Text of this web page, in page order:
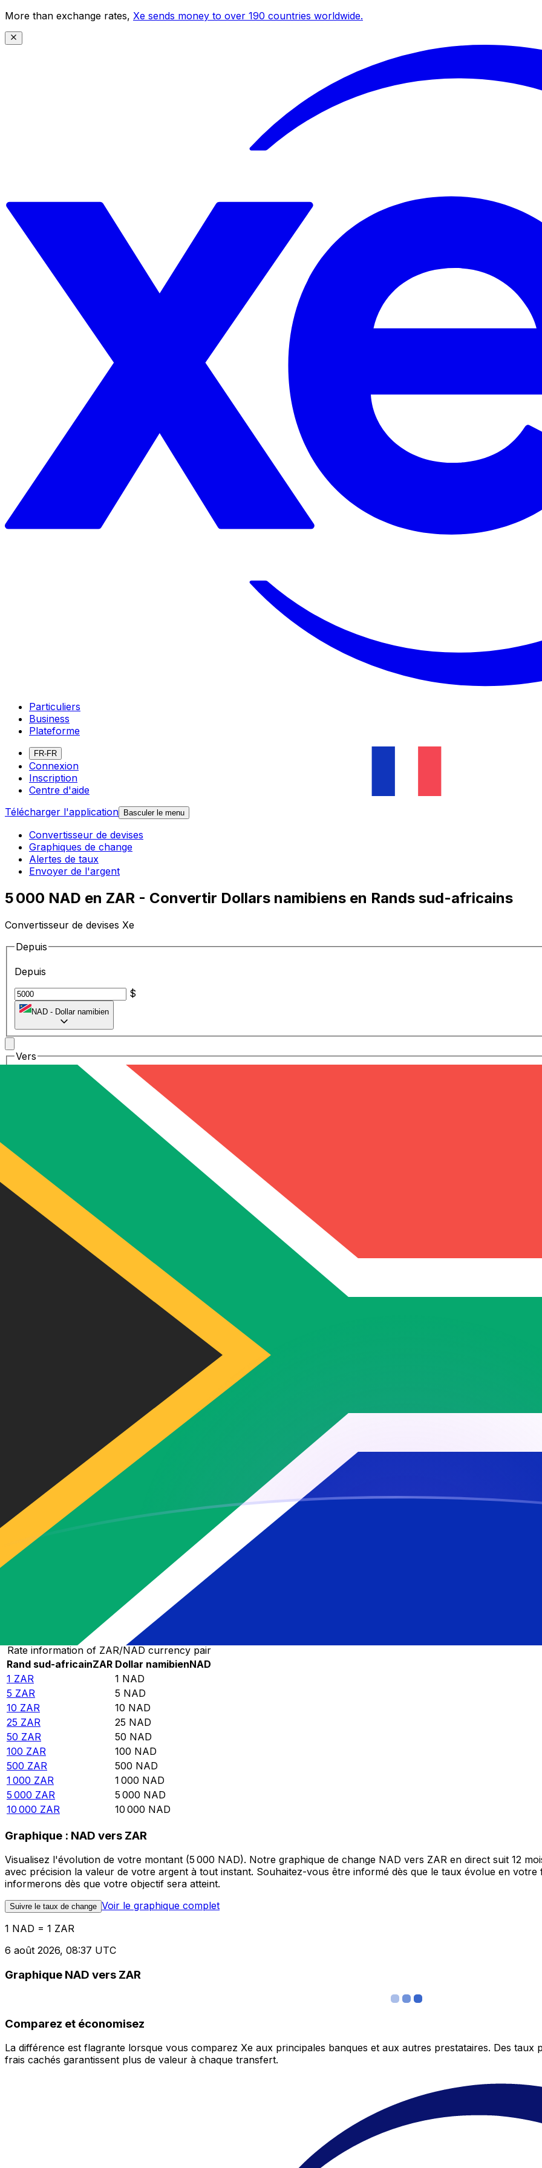
More than exchange rates, Xe sends money to over 190 countries worldwide.
Particuliers
Business
Plateforme
FR-FR
Connexion
Inscription
Centre d'aide
Télécharger l'application
Basculer le menu
Convertisseur de devises
Graphiques de change
Alertes de taux
Envoyer de l'argent
5 000 NAD en ZAR - Convertir Dollars namibiens en Rands sud-africains
Convertisseur de devises Xe
Depuis
Depuis
$
NAD - Dollar namibien
Vers
R
1.00NAD
Taux interbancaire à 08:37 UTC
Parlez avec un expert en devises dès aujourd'hui.
Nous pouvons battre les taux des concurrents.
Planifier un appel
Nous utilisons le taux moyen du marché pour notre convertisseur. Ceci est fourni à titre informatif uniquement.
Connectez-vous pour voir les taux d'envoi
Saviez-vous que vous pouvez envoyer de l'argent à l'étranger avec Xe ?
Le taux de change de NAD vers ZAR aujourd'hui
Convertir Dollar namibien en Rand sud-africain
Rate information of NAD/ZAR currency pair
NAD Rand sud-africain
ZAR
5 ZAR
NAD
NAD
50
50
NAD
500
ZAR
10 000
Convertir Rand sud-africain en Dollar namibien
Rate information of ZAR/NAD currency pair
Rand sud-africainZAR Dollar namibienNAD
1 ZAR 1 NAD
5 ZAR 5 NAD
10 ZAR 10 NAD
25 ZAR 25 NAD
50 ZAR 50 NAD
100 ZAR 100 NAD
500 ZAR 500 NAD
1 000 ZAR 1 000 NAD
5 000 ZAR 5 000 NAD
10 000 ZAR 10 000 NAD
Graphique : NAD vers ZAR
Visualisez l'évolution de votre montant (5 000 NAD). Notre graphique de change NAD vers ZAR en direct suit 12
avec précision la valeur de votre argent à tout instant. Souhaitez-vous être informé dès que le taux évolue en
informerons dès que votre objectif sera atteint.
Suivre le taux de change Voir le graphique complet
1 NAD = 1 ZAR
6 août 2026, 08:37 UTC
Graphique NAD vers ZAR
Comparez et économisez
La différence est flagrante lorsque vous comparez Xe aux principales banques et aux autres prestataires. Des taux
frais cachés garantissent plus de valeur à chaque transfert.